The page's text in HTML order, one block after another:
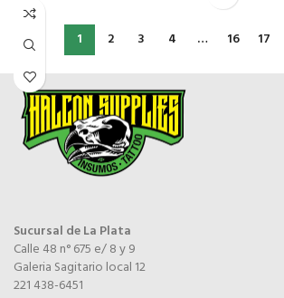
1 2 3 4 … 16 17
Sucursal de La Plata
Calle 48 n° 675 e/ 8 y 9
Galeria Sagitario local 12
221 438-6451